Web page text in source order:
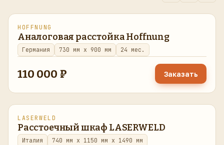
в наличии
HOFFNUNG
Аналоговая расстойка Hoffnung
Германия 730 мм x 900 мм 24 мес.
110 000 ₽ Заказать
в наличии
LASERWELD
Расстоечный шкаф LASERWELD
Италия 740 мм x 1150 мм x 1490 мм